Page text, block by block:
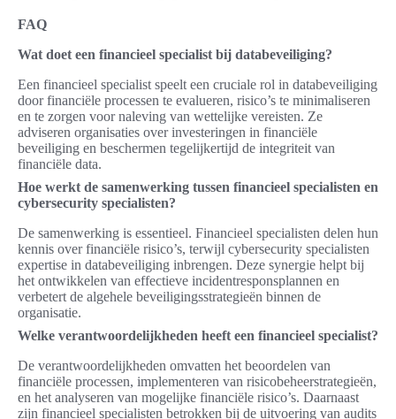
FAQ
Wat doet een financieel specialist bij databeveiliging?
Een financieel specialist speelt een cruciale rol in databeveiliging
door financiële processen te evalueren, risico’s te minimaliseren
en te zorgen voor naleving van wettelijke vereisten. Ze
adviseren organisaties over investeringen in financiële
beveiliging en beschermen tegelijkertijd de integriteit van
financiële data.
Hoe werkt de samenwerking tussen financieel specialisten en
cybersecurity specialisten?
De samenwerking is essentieel. Financieel specialisten delen hun
kennis over financiële risico’s, terwijl cybersecurity specialisten
expertise in databeveiliging inbrengen. Deze synergie helpt bij
het ontwikkelen van effectieve incidentresponsplannen en
verbetert de algehele beveiligingsstrategieën binnen de
organisatie.
Welke verantwoordelijkheden heeft een financieel specialist?
De verantwoordelijkheden omvatten het beoordelen van
financiële processen, implementeren van risicobeheerstrategieën,
en het analyseren van mogelijke financiële risico’s. Daarnaast
zijn financieel specialisten betrokken bij de uitvoering van audits